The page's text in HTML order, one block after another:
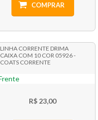
COMPRAR
LINHA CORRENTE DRIMA
CAIXA COM 10 COR 05926 -
COATS CORRENTE
R$ 23,00